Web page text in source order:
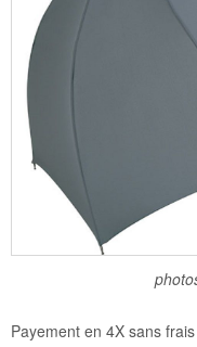
Payement en 4X sans